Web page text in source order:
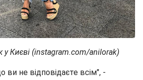
у Києві (instagram.com/anilorak)
не відповідаєте всім", -